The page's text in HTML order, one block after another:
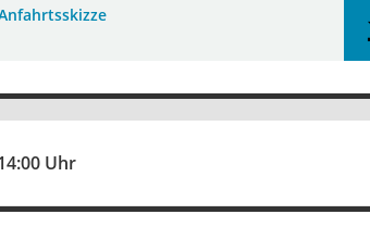
Uhr